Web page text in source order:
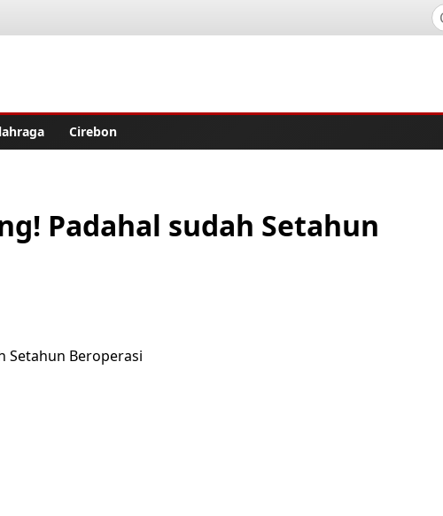
Cirebon
Padahal sudah Setahun